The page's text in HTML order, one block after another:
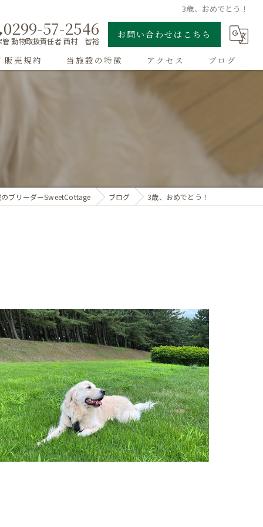
3歳、おめでとう！
0299-57-2546
動物取扱責任者 西村 智裕
お問い合わせはこちら
販売規約 当施設の特徴
ゴールデンレトリーバー
ドッグラン
アクセス ブログ
ブリーダーSweetCottage ブログ 3歳、おめでとう！